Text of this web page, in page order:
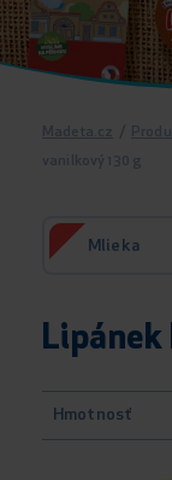
Madeta.cz /
vanilkový 130 g
Mlieka
Lipánek
Hmotnosť